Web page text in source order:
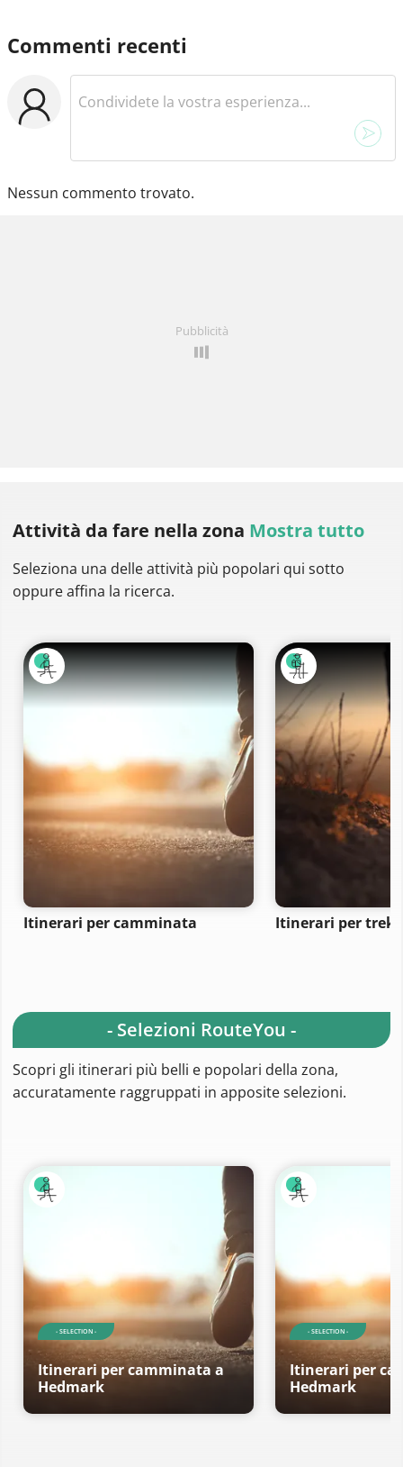
Commenti recenti
Nessun commento trovato.
Pubblicità
Attività da fare nella zona Mostra tutto
Seleziona una delle attività più popolari qui sotto
oppure affina la ricerca.
Itinerari per camminata Itinerari per
- Selezioni RouteYou -
Scopri gli itinerari più belli e popolari della zona,
accuratamente raggruppati in apposite selezioni.
- SELECTION -
Itinerari per camminata a
Hedmark
- SELECTION -
Itinerari per
Hedmark